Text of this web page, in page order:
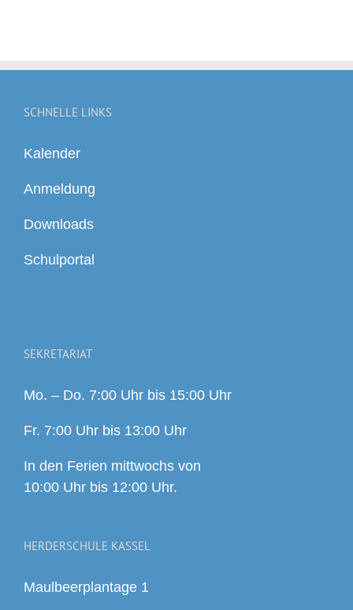
SCHNELLE LINKS
Kalender
Anmeldung
Downloads
Schulportal
SEKRETARIAT
Mo. – Do. 7:00 Uhr bis 15:00 Uhr
Fr. 7:00 Uhr bis 13:00 Uhr
In den Ferien mittwochs von
10:00 Uhr bis 12:00 Uhr.
HERDERSCHULE KASSEL
Maulbeerplantage 1